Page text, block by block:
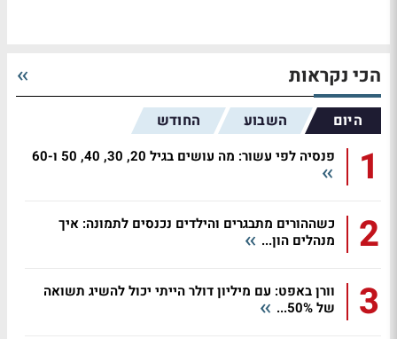
הכי נקראות
היום השבוע החודש
1 פנסיה לפי עשור: מה עושים בגיל 20, 30, 40, 50 ו-60
2
כשההורים מתבגרים והילדים נכנסים לתמונה: איך
מנהלים הון...
3
וורן באפט: עם מיליון דולר הייתי יכול להשיג תשואה
של 50%...